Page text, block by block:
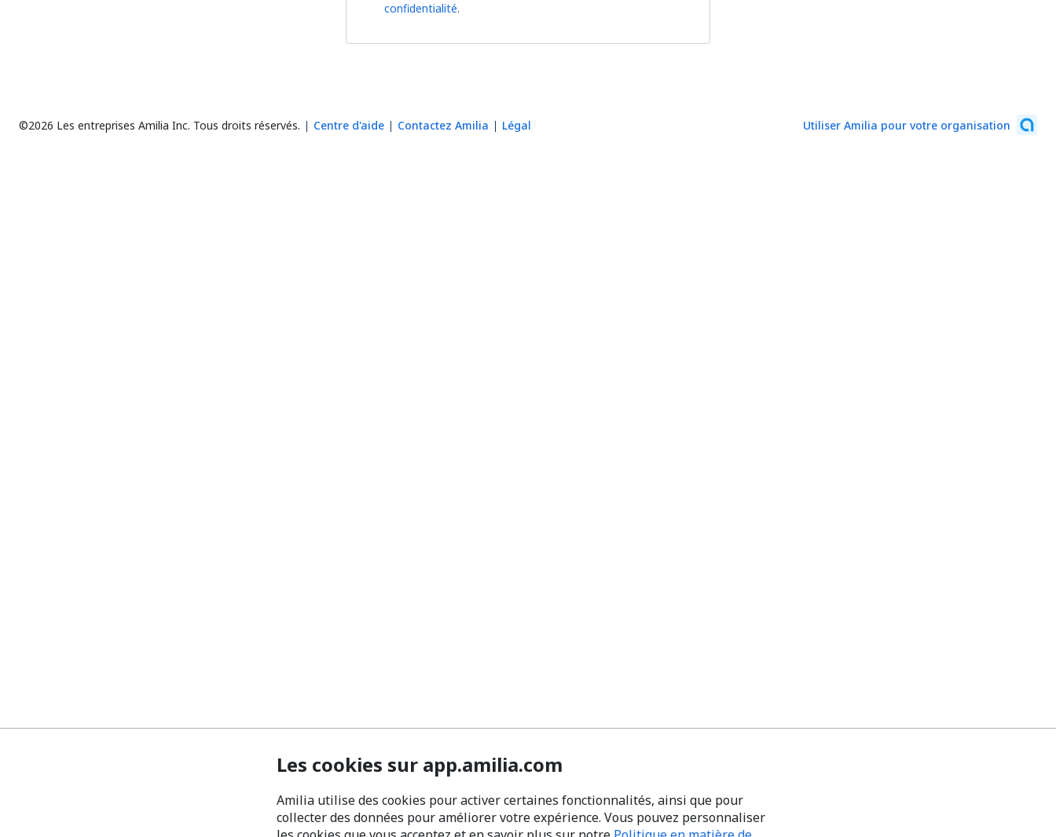
confidentialité.
©2026 Les entreprises Amilia Inc. Tous droits réservés. Centre d'aide Contactez Amilia Légal Utiliser Amilia pour votre organisation
Les cookies sur app.amilia.com
Amilia utilise des cookies pour activer certaines fonctionnalités, ainsi que pour
collecter des données pour améliorer votre expérience. Vous pouvez personnaliser